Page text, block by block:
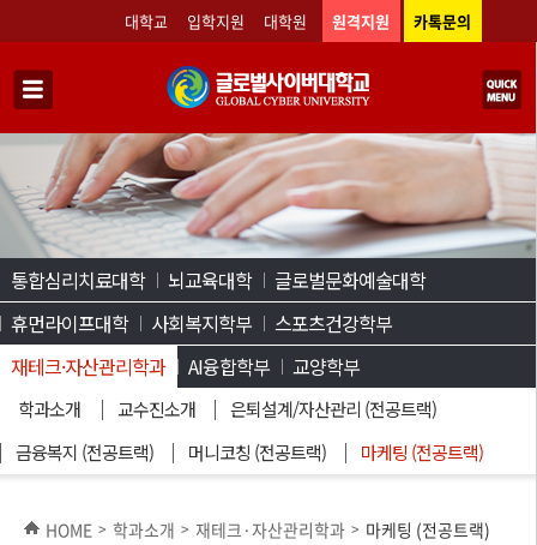
대학교 입학지원 대학원 원격지원 카톡문의
통합심리치료대학 뇌교육대학
글로벌문화예술대학
휴먼라이프대학
사회복지학부
스포츠건강학부
재테크·자산관리학과
학과소개 교수진소개
은퇴설계/자산관리 (전공트랙)
금융복지 (전공트랙)
머니코칭 (전공트랙) 마케팅 (전공트랙)
AI융합학부 교양학부
HOME > 학과소개 > 재테크·자산관리학과 > 마케팅 (전공트랙)